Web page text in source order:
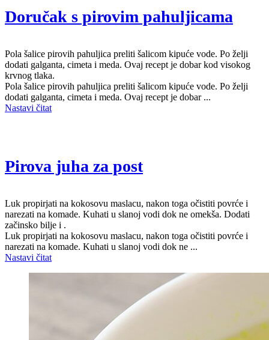
Doručak s pirovim pahuljicama
Pola šalice pirovih pahuljica preliti šalicom kipuće vode. Po želji
dodati galganta, cimeta i meda. Ovaj recept je dobar kod visokog
krvnog tlaka.
Pola šalice pirovih pahuljica preliti šalicom kipuće vode. Po želji
dodati galganta, cimeta i meda. Ovaj recept je dobar ...
Nastavi čitat
Pirova juha za post
Luk propirjati na kokosovu maslacu, nakon toga očistiti povrće i
narezati na komade. Kuhati u slanoj vodi dok ne omekša. Dodati
začinsko bilje i .
Luk propirjati na kokosovu maslacu, nakon toga očistiti povrće i
narezati na komade. Kuhati u slanoj vodi dok ne ...
Nastavi čitat